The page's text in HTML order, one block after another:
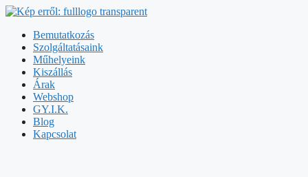
Bemutatkozás
Szolgáltatásaink
Műhelyeink
Kiszállás
Árak
Webshop
GY.I.K.
Blog
Kapcsolat